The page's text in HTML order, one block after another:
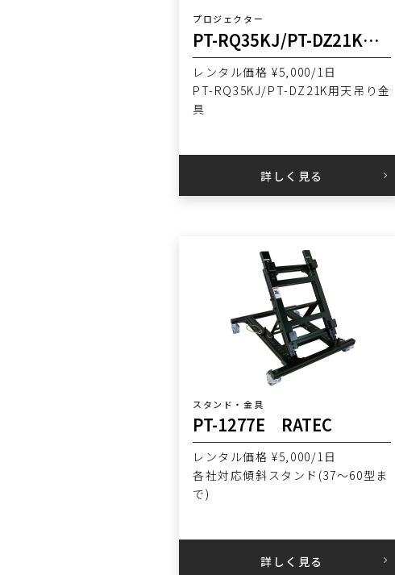
プロジェクター
PT-RQ35KJ/PT-DZ21K用吊金具 RATEC
レンタル価格 ¥5,000/1日
PT-RQ35KJ/PT-DZ21K用天吊り金
具
詳しく見る
スタンド・金具
PT-1277E RATEC
レンタル価格 ¥5,000/1日
各社対応傾斜スタンド(37〜60型ま
で)
詳しく見る